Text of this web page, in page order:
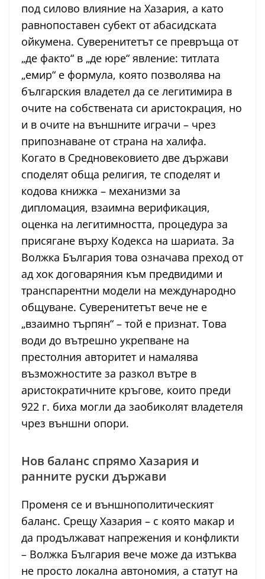
под силово влияние на Хазария, а като
равнопоставен субект от абасидската
ойкумена. Суверенитетът се превръща от
„де факто“ в „де юре“ явление: титлата
„емир“ е формула, която позволява на
българския владетел да се легитимира в
очите на собствената си аристокрация, но
и в очите на външните играчи – чрез
припознаване от страна на халифа.
Когато в Средновековието две държави
споделят обща религия, те споделят и
кодова книжка – механизми за
дипломация, взаимна верификация,
оценка на легитимността, процедура за
присягане върху Кодекса на шариата. За
Волжка България това означава преход от
ад хок договаряния към предвидими и
транспарентни модели на международно
общуване. Суверенитетът вече не е
„взаимно търпян“ – той е признат. Това
води до вътрешно укрепване на
престолния авторитет и намалява
възможностите за разкол вътре в
аристократичните кръгове, които преди
922 г. биха могли да заобиколят владетеля
чрез външни опори.
Нов баланс спрямо Хазария и
ранните руски държави
Променя се и външнополитическият
баланс. Срещу Хазария – с която макар и
да продължават напрежения и конфликти
– Волжка България вече може да изтъква
не просто локална автономия, а статут на